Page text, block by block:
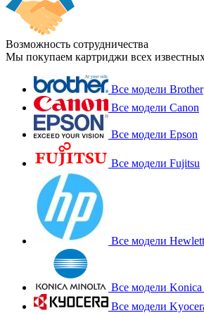
Возможность сотрудничества
Мы покупаем картриджи всех
Все модели Brother
Все модели Canon
Все модели Epson
Все модели Fujitsu
Все модели
Все модели
Все модели